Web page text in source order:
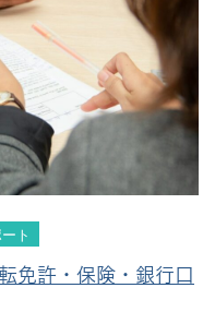
ト
免許・保険・銀行口